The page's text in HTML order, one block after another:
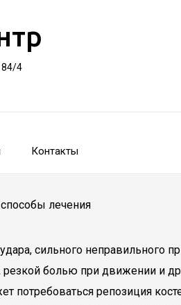
84/4
Контакты
лечения
сильного
болью при движении и
потребоваться репозиция